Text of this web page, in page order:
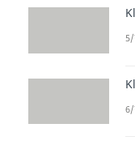
5/
6/